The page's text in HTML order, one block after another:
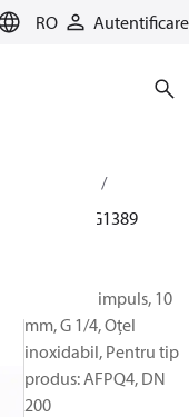
RO Autentificare
încălzire
003G1389
Tuburi de impuls, 10
mm, G 1/4, Oțel
inoxidabil, Pentru tip
produs: AFPQ4, DN
200